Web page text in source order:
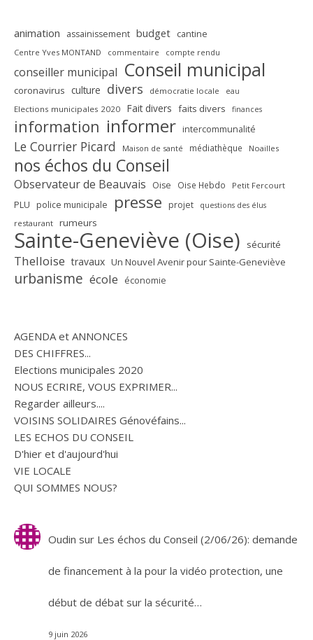
animation assainissement budget cantine
Centre Yves MONTAND commentaire compte rendu
conseiller municipal Conseil municipal
coronavirus culture divers démocratie locale eau
Elections municipales 2020 Fait divers faits divers finances
information informer intercommunalité
Le Courrier Picard Maison de santé médiathèque Noailles
nos échos du Conseil
Observateur de Beauvais Oise Oise Hebdo Petit Fercourt
PLU police municipale presse projet questions des élus
restaurant rumeurs
Sainte-Geneviève (Oise) sécurité
Thelloise travaux Un Nouvel Avenir pour Sainte-Geneviève
urbanisme école économie
AGENDA et ANNONCES
DES CHIFFRES...
Elections municipales 2020
NOUS ECRIRE, VOUS EXPRIMER...
Regarder ailleurs....
VOISINS SOLIDAIRES Génovéfains...
LES ECHOS DU CONSEIL
D'hier et d'aujourd'hui
VIE LOCALE
QUI SOMMES NOUS?
Oudin sur Les échos du Conseil (2/06/26): demande
de financement à la pour la vidéo protection, une
début de débat sur la sécurité…
9 juin 2026